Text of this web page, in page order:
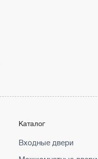
Каталог
Входные двери